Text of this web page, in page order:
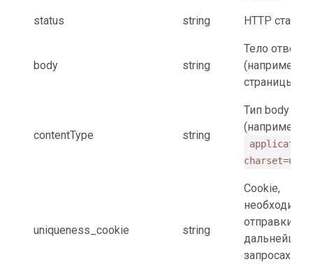
status string HTTP статус
body string
Тело ответа
(например,
страницы)
contentType string
Тип body
(например,
charset=utf-
uniqueness_cookie string
Cookie,
отправки в
дальнейших
запросах к